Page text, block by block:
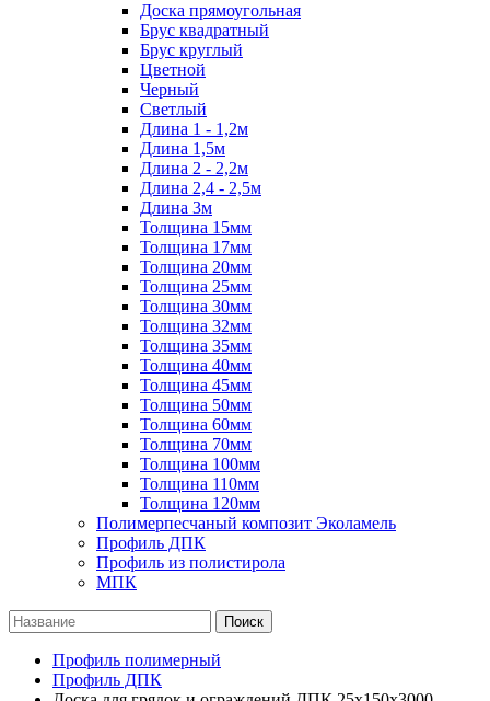
Доска прямоугольная
Брус квадратный
Брус круглый
Цветной
Черный
Светлый
Длина 1 - 1,2м
Длина 1,5м
Длина 2 - 2,2м
Длина 2,4 - 2,5м
Длина 3м
Толщина 15мм
Толщина 17мм
Толщина 20мм
Толщина 25мм
Толщина 30мм
Толщина 32мм
Толщина 35мм
Толщина 40мм
Толщина 45мм
Толщина 50мм
Толщина 60мм
Толщина 70мм
Толщина 100мм
Толщина 110мм
Толщина 120мм
Полимерпесчаный композит Эколамель
Профиль ДПК
Профиль из полистирола
МПК
Поиск
Профиль полимерный
Профиль ДПК